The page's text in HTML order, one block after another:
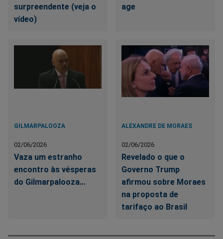
surpreendente (veja o
vídeo)
age
GILMARPALOOZA
02/06/2026
Vaza um estranho
encontro às vésperas
do Gilmarpalooza...
ALEXANDRE DE MORAES
02/06/2026
Revelado o que o
Governo Trump
afirmou sobre Moraes
na proposta de
tarifaço ao Brasil